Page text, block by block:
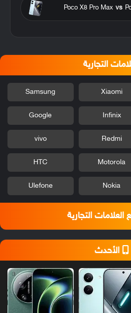
vs
Poco X8 Pro Max
التجارية
Xiaomi
Samsung
Infinix
Google
Redmi
vivo
Motorola
HTC
Nokia
Ulefone
العلامات التجارية
الأحدث